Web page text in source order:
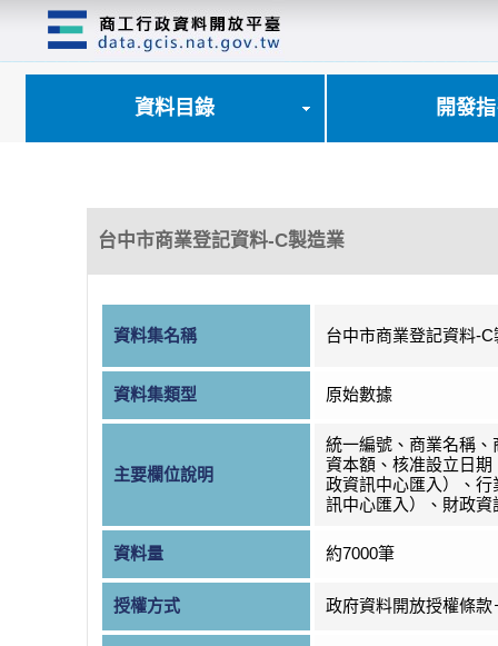
資料目錄 開發
台中市商業登記資料-C製造業
資料集名稱 台中市商業登記資料-C
資料集類型 原始數據
主要欄位說明
統一編號、商業名稱、
資本額、核准設立日期
政資訊中心匯入）、行
訊中心匯入）、財政資
資料量 約7000筆
授權方式 政府資料開放授權條款